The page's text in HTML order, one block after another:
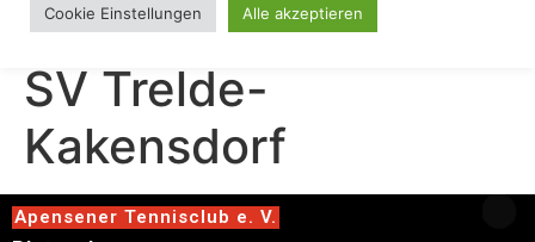
JuniorenA RK Gegen
SV Trelde-
Kakensdorf
Apensener Tennisclub e. V.
Cookie Einstellungen Alle akzeptieren